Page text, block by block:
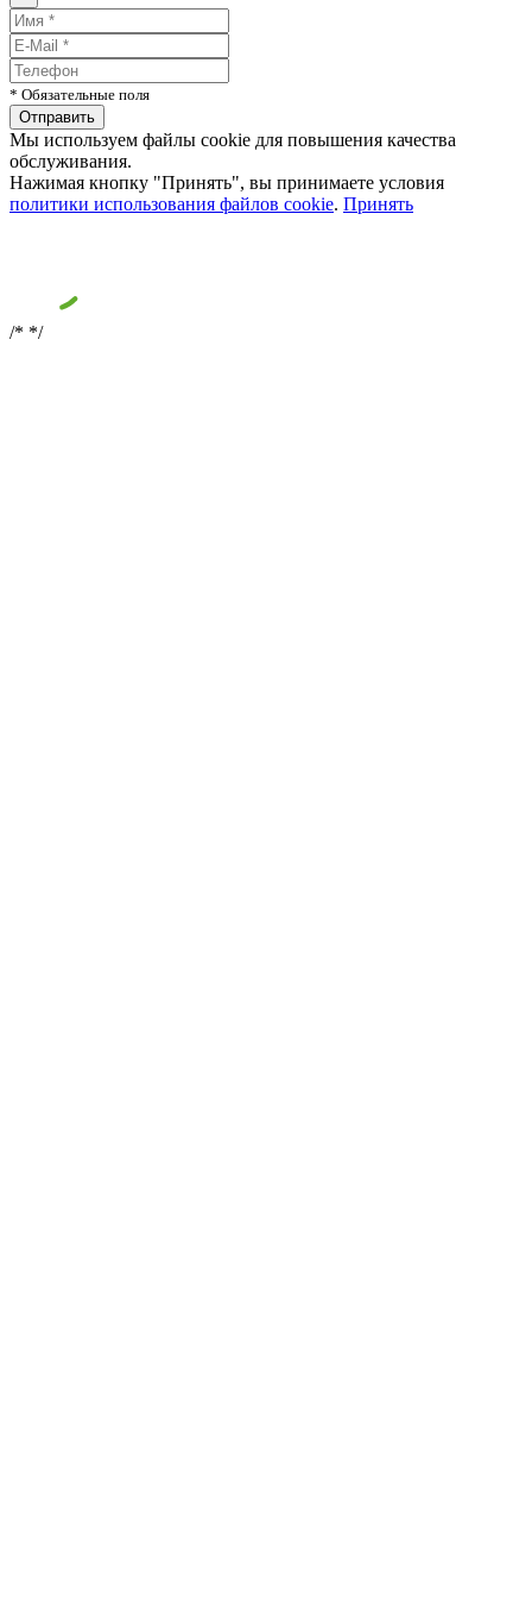
* Обязательные поля
Мы используем файлы cookie для повышения качества
обслуживания.
Нажимая кнопку "Принять", вы принимаете условия
политики использования файлов cookie. Принять
/* */